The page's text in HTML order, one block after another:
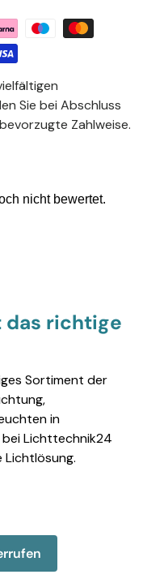
Sie bei Abschluss
Zahlweise.
das richtige
Sortiment der
in
Lichttechnik24
Lichtlösung.